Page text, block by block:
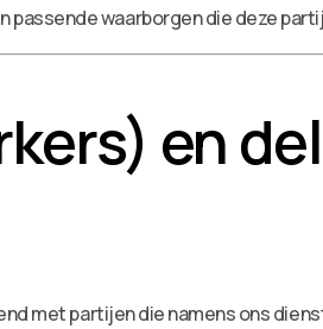
passende waarborgen die deze
en
met partijen die namens ons